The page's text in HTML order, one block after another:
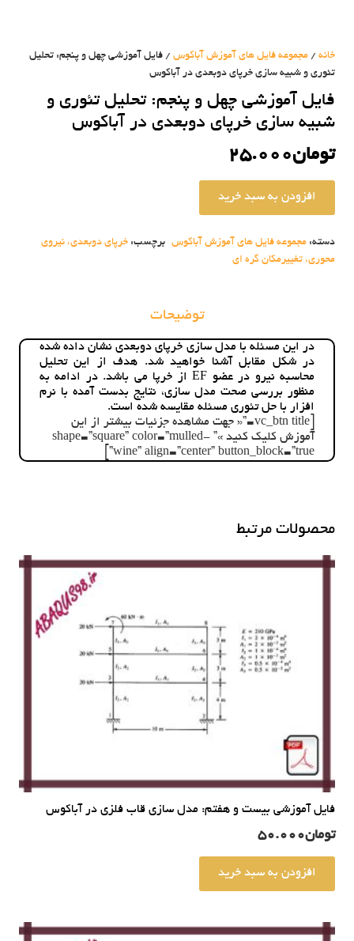
خانه / مجموعه فایل های آموزش آباکوس / فایل آموزشی چهل و پنجم: تحلیل
تئوری و شبیه سازی خرپای دوبعدی در آباکوس
فایل آموزشی چهل و پنجم: تحلیل تئوری و
شبیه سازی خرپای دوبعدی در آباکوس
تومان25.000
آموزشی
پنجم:
سازی
دوبعدی
افزودن به سبد خرید
دسته: مجموعه فایل های آموزش آباکوس برچسب: خرپای دوبعدی، نیروی
محوری، تغییرمکان گره ای
توضیحات
در این مسئله با مدل سازی خرپای دوبعدی نشان داده شده
در شکل مقابل آشنا خواهید شد. هدف از این تحلیل
محاسبه نیرو در عضو EF از خرپا می باشد. در ادامه به
منظور بررسی صحت مدل سازی، نتایج بدست آمده با نرم
افزار با حل تئوری مسئله مقایسه شده است.
[vc_btn title=”« جهت مشاهده جزئیات بیشتر از این
آموزش کلیک کنید »” shape=”square” color=”mulled-
wine” align=”center” button_block=”true”]
محصولات مرتبط
فایل آموزشی بیست و هفتم: مدل سازی قاب فلزی در آباکوس
تومان50.000
افزودن به سبد خرید